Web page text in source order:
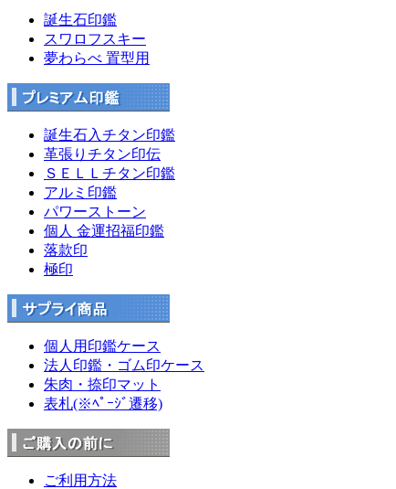
誕生石印鑑
スワロフスキー
夢わらべ 置型用
誕生石入チタン印鑑
革張りチタン印伝
ＳＥＬＬチタン印鑑
アルミ印鑑
パワーストーン
個人 金運招福印鑑
落款印
極印
個人用印鑑ケース
法人印鑑・ゴム印ケース
朱肉・捺印マット
表札(※ﾍﾟｰｼﾞ遷移)
ご利用方法